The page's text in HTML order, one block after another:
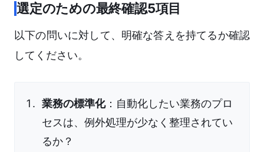
選定のための最終確認5項目
以下の問いに対して、明確な答えを持てるか確認
してください。
業務の標準化：自動化したい業務のプロ
セスは、例外処理が少なく整理されてい
るか？